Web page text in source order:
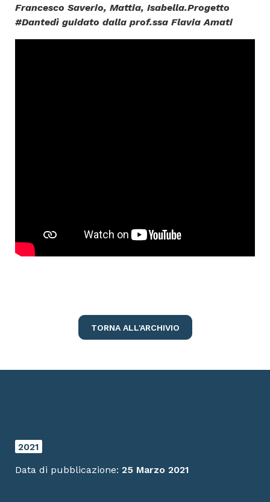
Francesco Saverio, Mattia, Isabella.Progetto
#Dantedì guidato dalla prof.ssa Flavia Amati
TORNA ALL'ARCHIVIO
2021
Data di pubblicazione: 25 Marzo 2021